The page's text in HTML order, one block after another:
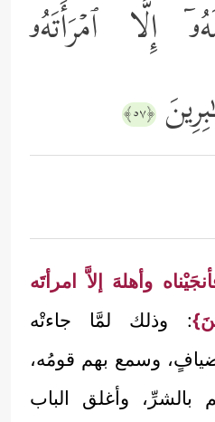
إِلَّا ٱمۡرَأَتَهُۥ
﴿٥٧﴾
وأهلهَ إلاَّ امرأتَه
: وذلك لمَّا جاءتْه
وسمع بهم قومُه،
بالشرِّ، وأغلق الباب